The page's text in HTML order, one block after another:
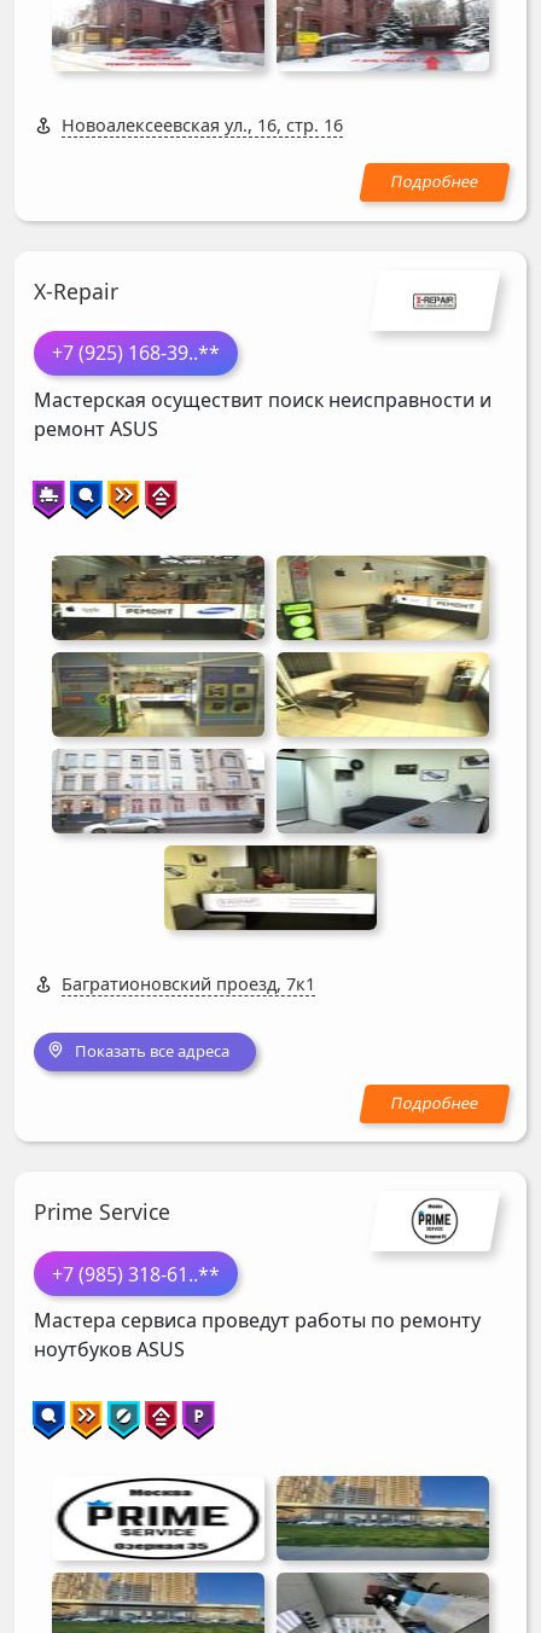
Новоалексеевская ул., 16, стр. 16
X-Repair
+7 (925) 168-39..**
Мастерская осуществит поиск неисправности и
ремонтASUS
Багратионовский проезд, 7к1
Показать все адреса
Prime Service
+7 (985) 318-61..**
Мастера сервиса проведут работы по ремонту
ноутбуковASUS